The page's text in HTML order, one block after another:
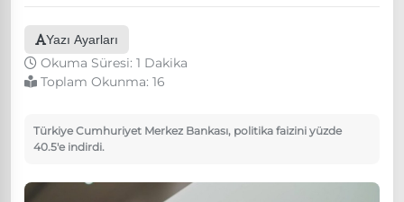
Yazı Ayarları
Okuma Süresi: 1 Dakika
Toplam Okunma: 16
Türkiye Cumhuriyet Merkez Bankası, politika faizini yüzde
40.5'e indirdi.